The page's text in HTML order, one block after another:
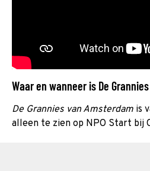
Waar en wanneer is De
De Grannies van Amsterdam is
alleen te zien op NPO Start bij